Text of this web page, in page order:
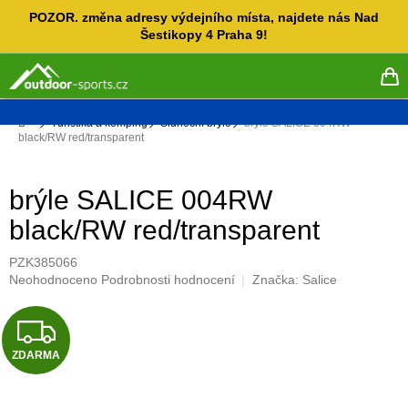
POZOR. změna adresy výdejního místa, najdete nás Nad
Šestikopy 4 Praha 9!
Domů
Turistika a kemping Sluneční brýle
brýle SALICE 004RW
black/RW red/transparent
brýle SALICE 004RW
black/RW red/transparent
PZK385066
Průměrné
produktu
0,0
z
Neohodnoceno Podrobnosti hodnocení Značka: Salice
Z
D
ZDARMA